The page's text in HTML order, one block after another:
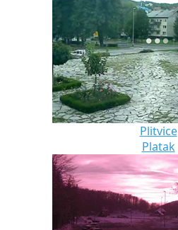
Plitvice
Platak